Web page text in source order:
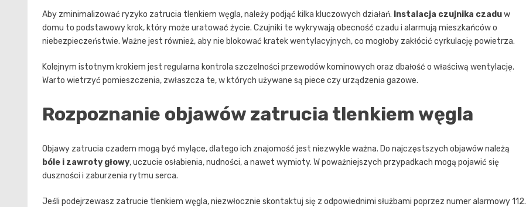
Aby zminimalizować ryzyko zatrucia tlenkiem węgla, należy podjąć kilka kluczowych działań. Instalacja czujnika czaduw
domu to podstawowy krok, który może uratować życie. Czujniki te wykrywają obecność czadu i alarmują mieszkańców o
niebezpieczeństwie. Ważne jest również, aby nie blokować kratek wentylacyjnych, co mogłoby zakłócić cyrkulację powietrza.
Kolejnym istotnym krokiem jest regularna kontrola szczelności przewodów kominowych oraz dbałość o właściwą wentylację.
Warto wietrzyć pomieszczenia, zwłaszcza te, w których używane są piece czy urządzenia gazowe.
Rozpoznanie objawów zatrucia tlenkiem węgla
Objawy zatrucia czadem mogą być mylące, dlatego ich znajomość jest niezwykle ważna. Do najczęstszych objawów należą
bóle i zawroty głowy, uczucie osłabienia, nudności, a nawet wymioty. W poważniejszych przypadkach mogą pojawić się
duszności i zaburzenia rytmu serca.
Jeśli podejrzewasz zatrucie tlenkiem węgla, niezwłocznie skontaktuj się z odpowiednimi służbami poprzez numer alarmowy 112.